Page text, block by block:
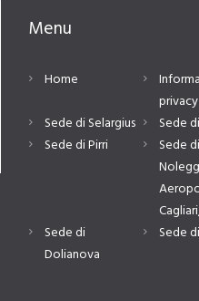
Menu
Home
privacy
Sede di Selargius
Sede
Sede di Pirri
Sede
Sede di
Dolianova
Sede